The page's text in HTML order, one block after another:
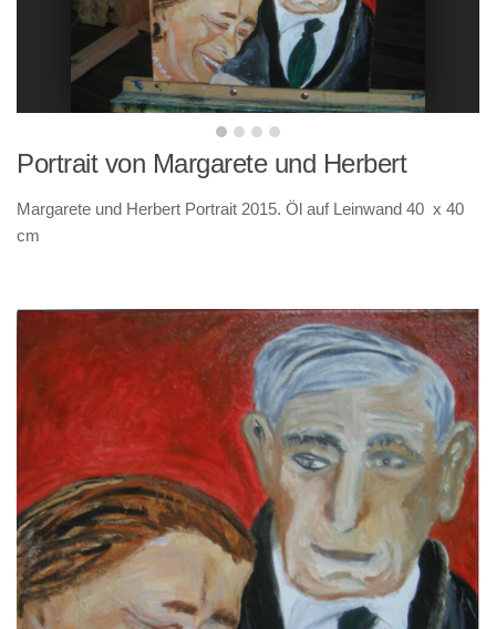
Portrait von Margarete und Herbert
Margarete und Herbert Portrait 2015. Öl auf Leinwand 40 x 40
cm